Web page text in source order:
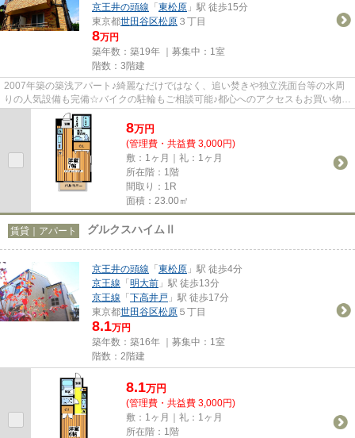
京王井の頭線 「東松原 」駅 徒歩15分
東京都世田谷区松原 ３丁目
8万円
築年数：築19年 ｜募集中： 1室
階数：3階建
2007年築の築浅アパート♪綺麗なだけではなく、追い焚きや独立洗面台等の水周
りの人気設備も完備☆バイクの駐輪もご相談可能♪都心へのアクセスもお買い物も
楽しめる立地です！
8万円
(管理費・共益費 3,000円)
敷：1ヶ月｜礼：1ヶ月
所在階：1階
間取り：1R
面積：23.00㎡
賃貸｜アパート グルクスハイムⅡ
京王井の頭線 「東松原 」駅 徒歩4分
京王線 「明大前 」駅 徒歩13分
京王線 「下高井戸 」駅 徒歩17分
東京都世田谷区松原 ５丁目
8.1万円
築年数：築16年 ｜募集中： 1室
階数：2階建
8.1万円
(管理費・共益費 3,000円)
敷：1ヶ月｜礼：1ヶ月
所在階：1階